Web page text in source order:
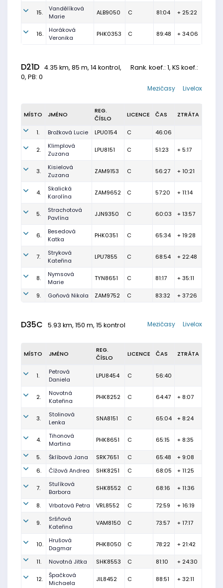
15.
Vandělíková
Marie
ALB9050 C 81:04 + 25:22
16.
Horáková
Veronika
PHK0353 C 89:48 + 34:06
D21D 4.35 km, 85 m, 14 kontrol, Rank. koef.: 1, KS koef.:
0, PB: 0
Livelox
Mezičasy
MÍSTO JMÉNO
REG.
ČÍSLO
LICENCE ČAS ZTRÁTA
1. Brožková Lucie LPU0154 C 46:06
2.
Klimplová
Zuzana
LPU8151 C 51:23 + 5:17
3.
Kisielová
Zuzana
ZAM9153 C 56:27 + 10:21
4.
Skalická
Karolína
ZAM9652 C 57:20 + 11:14
5.
Strachotová
Pavlína
JJN9350 C 60:03 + 13:57
6.
Besedová
Katka
PHK0351 C 65:34 + 19:28
7.
Stryková
Kateřina
LPU7855 C 68:54 + 22:48
8.
Nymsová
Marie
TYN8651 C 81:17 + 35:11
9. Goňová Nikola ZAM9752 C 83:32 + 37:26
D35C 5.93 km, 150 m, 15 kontrol Livelox
Mezičasy
MÍSTO JMÉNO
REG.
ČÍSLO
LICENCE ČAS ZTRÁTA
1.
Petrová
Daniela
LPU8454 C 56:40
2.
Novotná
Kateřina
PHK8252 C 64:47 + 8:07
3.
Stolinová
Lenka
SNA8151 C 65:04 + 8:24
4.
Tihonová
Martina
PHK8651 C 65:15 + 8:35
5. Šklíbová Jana SRK7651 C 65:48
+ 9:08
6.
Čížová Andrea SHK8251 C 68:05 + 11:25
7.
Stulíková
Barbora
SHK8552 C 68:16 + 11:36
8. Vrbatová Petra VRL8552 C 72:59 + 16:19
9.
Sršňová
Kateřina
VAM8150 C 73:57 + 17:17
10.
Hrušová
Dagmar
PHK8050 C 78:22 + 21:42
11. Novotná Jitka SHK8553 C 81:10 + 24:30
12.
Špačková
Michaela
JIL8452 C 88:51 + 32:11